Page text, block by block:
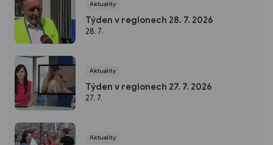
Aktuality
Týden v regionech 28. 7. 2026
28. 7.
Aktuality
Týden v regionech 27. 7. 2026
27. 7.
Aktuality